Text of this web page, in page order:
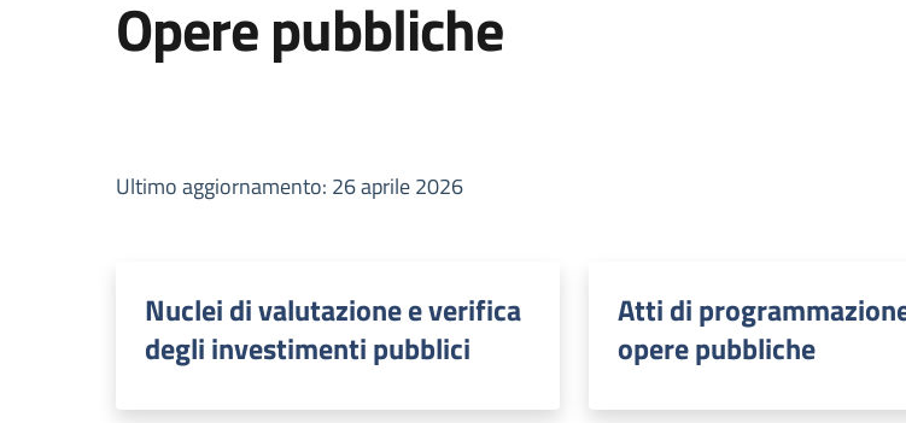
Opere pubbliche
Ultimo aggiornamento: 26 aprile 2026
Nuclei di valutazione e verifica
degli investimenti pubblici
Atti di
opere pubbliche